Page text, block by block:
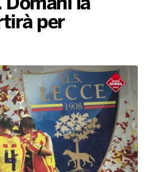
Spettacolo
Astrabilia 2026
TV
Domani la
per